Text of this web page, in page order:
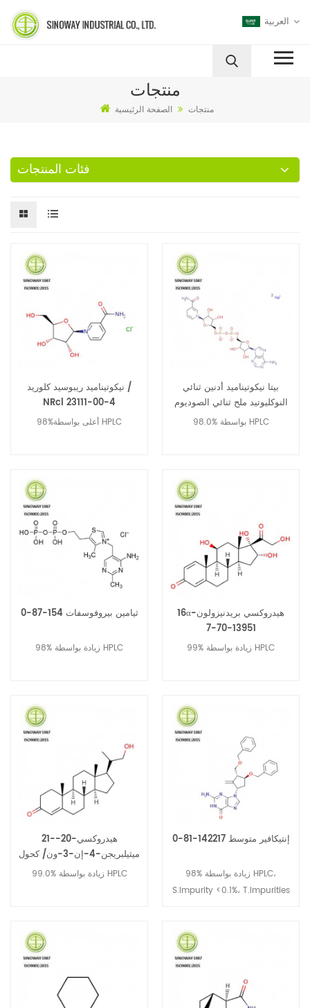
العربية
منتجات
الصفحة الرئيسية منتجات
فئات المنتجات
نيكوتيناميد ريبوسيد كلوريد /
NRcl 23111-00-4
98%أعلى بواسطة HPLC
بيتا نيكوتيناميد أدنين ثنائي
النوكليوتيد ملح ثنائي الصوديوم
606-68-898.0% بواسطة HPLC
ثيامين بيروفوسفات 154-87-0
98% زيادة بواسطة HPLC
16α-هيدروكسي بريدنيزولون
13951-70-7
99% زيادة بواسطة HPLC
21-هيدروكسي-20-
ميثيلبريجن-4-إن-3-ون/ كحول
ثنائي / BA 60966-36-1
99.0% زيادة بواسطة HPLC
إنتيكافير متوسط ​​142217-81-0
98% زيادة بواسطة HPLC،
S.Impurity <0.1%، T.Impurities